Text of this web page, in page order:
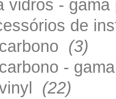
vidros -
de
(3)
-
(22)